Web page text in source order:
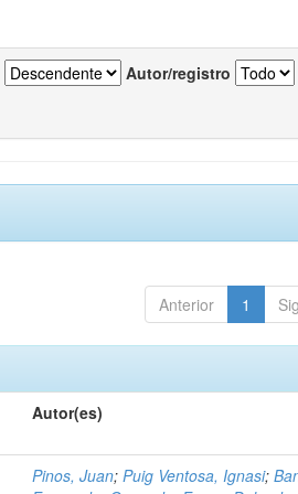
Autor/registro
Anterior 1
Autor(es)
Pinos, Juan;Puig Ventosa, Ignasi;